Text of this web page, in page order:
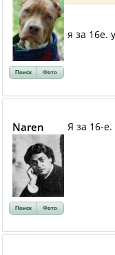
я за 16е.
Поиск Фото
Naren Я за 16-
Поиск Фото